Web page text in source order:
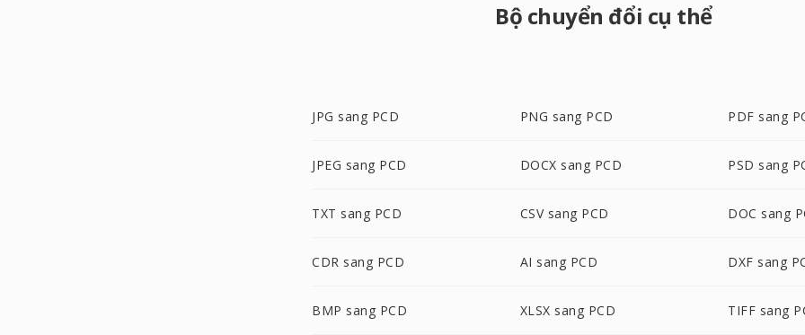
Bộ chuyển đổi cụ thể
JPG sang PCD PNG sang PCD PDF sang
JPEG sang PCD DOCX sang PCD PSD sang
TXT sang PCD CSV sang PCD DOC sang
CDR sang PCD AI sang PCD DXF sang
BMP sang PCD XLSX sang PCD TIFF sang